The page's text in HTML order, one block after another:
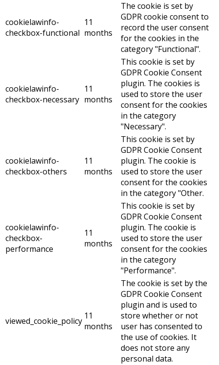
cookielawinfo-
checkbox-functional
11
months
The cookie is set by
GDPR cookie consent to
record the user consent
for the cookies in the
category "Functional".
cookielawinfo-
checkbox-necessary
11
months
This cookie is set by
GDPR Cookie Consent
plugin. The cookies is
used to store the user
consent for the cookies
in the category
"Necessary".
cookielawinfo-
checkbox-others
11
months
This cookie is set by
GDPR Cookie Consent
plugin. The cookie is
used to store the user
consent for the cookies
in the category "Other.
cookielawinfo-
checkbox-
performance
11
months
This cookie is set by
GDPR Cookie Consent
plugin. The cookie is
used to store the user
consent for the cookies
in the category
"Performance".
viewed_cookie_policy 11
months
The cookie is set by the
GDPR Cookie Consent
plugin and is used to
store whether or not
user has consented to
the use of cookies. It
does not store any
personal data.